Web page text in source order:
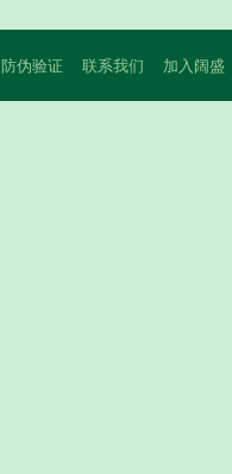
防伪验证 联系我们 加入阔盛